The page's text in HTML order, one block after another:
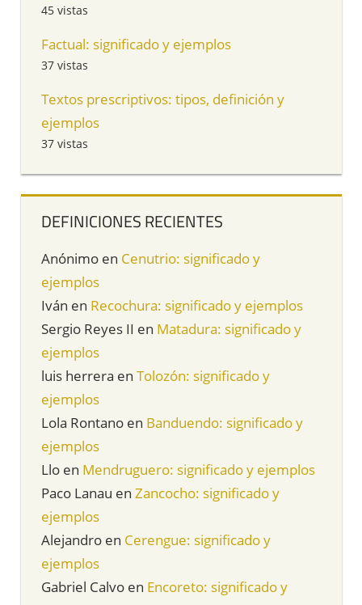
45 vistas
Factual: significado y ejemplos
37 vistas
Textos prescriptivos: tipos, definición y
ejemplos
37 vistas
DEFINICIONES RECIENTES
Anónimo en Cenutrio: significado y
ejemplos
Iván en Recochura: significado y ejemplos
Sergio Reyes II en Matadura: significado y
ejemplos
luis herrera en Tolozón: significado y
ejemplos
Lola Rontano en Banduendo: significado y
ejemplos
Llo en Mendruguero: significado y ejemplos
Paco Lanau en Zancocho: significado y
ejemplos
Alejandro en Cerengue: significado y
ejemplos
Gabriel Calvo en Encoreto: significado y